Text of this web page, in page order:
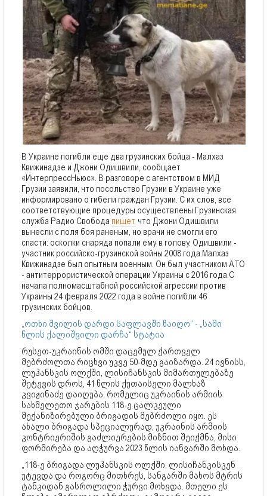
В Украине погибли еще два грузинских бойца - Малхаз
Квижинадзе и Джони Одишвили, сообщает
«ИнтерпрессНьюс». В разговоре с агентством в МИД
Грузии заявили, что посольство Грузии в Украине уже
информировано о гибели граждан Грузии. С их слов, все
соответствующие процедуры осуществлены. Грузинская
служба Радио Свобода пишет, что Джони Одишвили
вынесли с поля боя раненым, но врачи не смогли его
спасти: осколки снаряда попали ему в голову. Одишвили -
участник российско-грузинской войны 2008 года. Малхаз
Квижинадзе был опытным военным. Он был участником АТО
- антитеррористической операции Украины с 2016 года. С
начала полномасштабной российской агрессии против
Украины 24 февраля 2022 года в войне погибли 46
грузинских бойцов.
„ოთხი შვილის დარდი საფლავში წაიღო“ - „სამი
წლის ქალიშვილი დარჩა“ სტატია
რუსეთ-უკრაინის ომში დაცემულ ქართველ
მებრძოლთა რიცხვი უკვე 50-მდე გაიზარდა. 24 ივნისს,
ლუჰანსკის ოლქში, ლისიჩანსკის მიმართულებაზე
შეტევის დროს, 41 წლის ქუთაისელი მალხაზ
კვიჟინაძე დაიღუპა, რომელიც უკრაინის არმიის
სახმელეთო ჯარების 118-ე ცალკეული
მექანიზირებული ბრიგადის მებრძოლი იყო. ეს
ახალი ბრიგადა სპეციალურად, უკრაინის არმიის
კონტრიერიშის გაძლიერების მიზნით შეიქმნა, მისი
ფორმირება და აღჭურვა 2023 წლის იანვარში მოხდა.
„118-ე ბრიგადა ლუჰანსკის ოლქში, ლისიჩანკისკენ
უტევდა და როგორც მითხრეს, სანგარში მახოს მტრის
ტანკიდან გასროლილი ჭურვი მოხვდა. მთელი ეს